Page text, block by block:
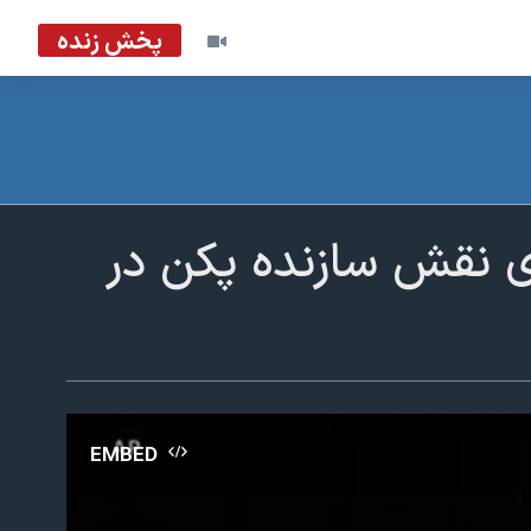
پخش زنده
نقش سازنده پکن در
EMBED